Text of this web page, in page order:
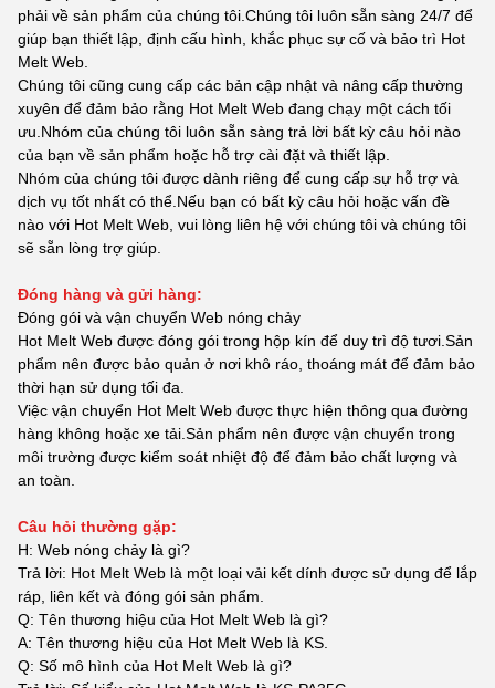
phải về sản phẩm của chúng tôi.Chúng tôi luôn sẵn sàng 24/7 để
giúp bạn thiết lập, định cấu hình, khắc phục sự cố và bảo trì Hot
Melt Web.
Chúng tôi cũng cung cấp các bản cập nhật và nâng cấp thường
xuyên để đảm bảo rằng Hot Melt Web đang chạy một cách tối
ưu.Nhóm của chúng tôi luôn sẵn sàng trả lời bất kỳ câu hỏi nào
của bạn về sản phẩm hoặc hỗ trợ cài đặt và thiết lập.
Nhóm của chúng tôi được dành riêng để cung cấp sự hỗ trợ và
dịch vụ tốt nhất có thể.Nếu bạn có bất kỳ câu hỏi hoặc vấn đề
nào với Hot Melt Web, vui lòng liên hệ với chúng tôi và chúng tôi
sẽ sẵn lòng trợ giúp.
Đóng hàng và gửi hàng:
Đóng gói và vận chuyển Web nóng chảy
Hot Melt Web được đóng gói trong hộp kín để duy trì độ tươi.Sản
phẩm nên được bảo quản ở nơi khô ráo, thoáng mát để đảm bảo
thời hạn sử dụng tối đa.
Việc vận chuyển Hot Melt Web được thực hiện thông qua đường
hàng không hoặc xe tải.Sản phẩm nên được vận chuyển trong
môi trường được kiểm soát nhiệt độ để đảm bảo chất lượng và
an toàn.
Câu hỏi thường gặp:
H: Web nóng chảy là gì?
Trả lời: Hot Melt Web là một loại vải kết dính được sử dụng để lắp
ráp, liên kết và đóng gói sản phẩm.
Q: Tên thương hiệu của Hot Melt Web là gì?
A: Tên thương hiệu của Hot Melt Web là KS.
Q: Số mô hình của Hot Melt Web là gì?